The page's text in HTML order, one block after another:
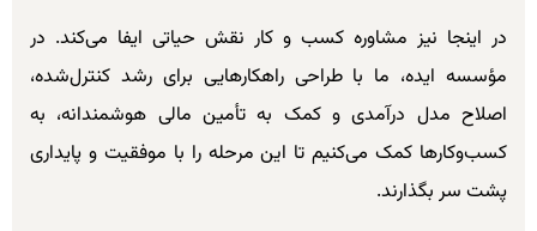
در اینجا نیز مشاوره کسب و کار نقش حیاتی ایفا می‌کند. در
مؤسسه ایده، ما با طراحی راهکارهایی برای رشد کنترل‌شده،
اصلاح مدل درآمدی و کمک به تأمین مالی هوشمندانه، به
کسب‌وکارها کمک می‌کنیم تا این مرحله را با موفقیت و پایداری
پشت سر بگذارند.